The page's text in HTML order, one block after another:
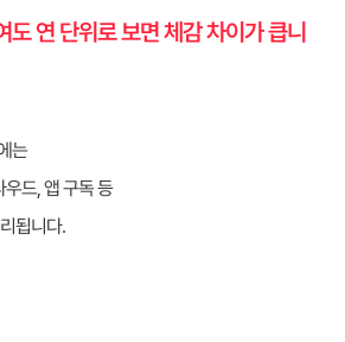
도 연 단위로 보면 체감 차이가 큽니
는
드, 앱 구독 등
됩니다.